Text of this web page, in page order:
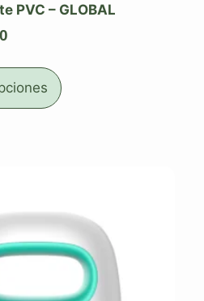
PVC – GLOBAL